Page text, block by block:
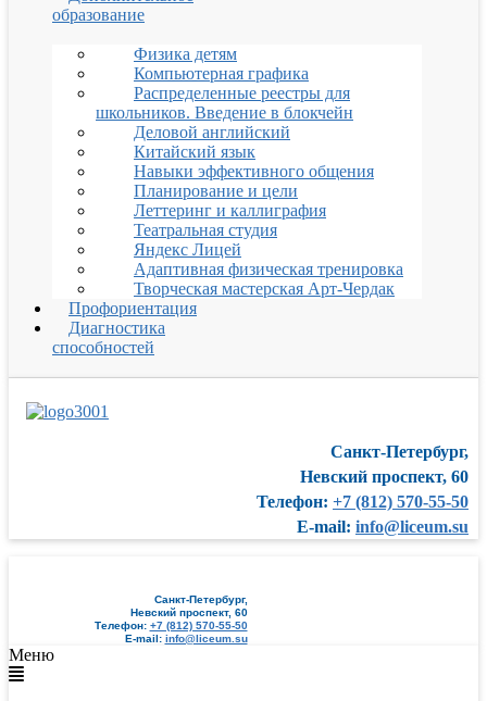
образование
Физика детям
Компьютерная графика
Распределенные реестры для
школьников. Введение в блокчейн
Деловой английский
Китайский язык
Навыки эффективного общения
Планирование и цели
Леттеринг и каллиграфия
Театральная студия
Яндекс Лицей
Адаптивная физическая тренировка
Творческая мастерская Арт-Чердак
Профориентация
Диагностика
способностей
Санкт-Петербург,
Невский проспект, 60
Телефон: +7 (812) 570-55-50
E-mail: info@liceum.su
Санкт-Петербург,
Невский проспект, 60
Телефон: +7 (812) 570-55-50
E-mail: info@liceum.su
Меню